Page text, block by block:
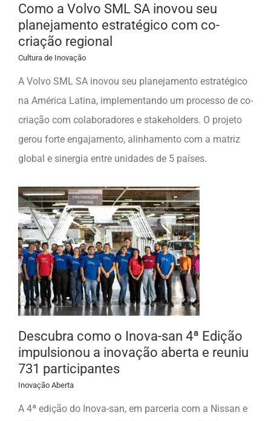
Como a Volvo SML SA inovou seu
planejamento estratégico com co-
criação regional
Cultura de Inovação
A Volvo SML SA inovou seu planejamento estratégico
na América Latina, implementando um processo de co-
criação com colaboradores e stakeholders. O projeto
gerou forte engajamento, alinhamento com a matriz
global e sinergia entre unidades de 5 países.
Descubra como o Inova-san 4ª Edição
impulsionou a inovação aberta e reuniu
731 participantes
Inovação Aberta
A 4ª edição do Inova-san, em parceria com a Nissan e